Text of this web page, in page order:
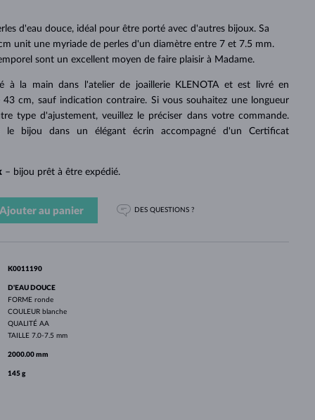
DE SES
RÊVES
DÉCOUVRIR
L'AMOUR
BEAUTÉ
PURE
DÉCOUVRIR
TOURMALINES
MOLDAVITES
OR BLANC
PLUS
BELLES
DÉCOUVRIR
MINÉRAUX
PENDENTIFS EN PERLES
OR ROSE
PENDENTIFS
DÉCOUVRIR
INTEMPORELS
DÉCOUVRIR
DES
PERLES
MOLDAVITES
MINÉRAUX
OR BLANC
AUTHENTIQUES
DÉCOUVRIR
BEAUTÉ
DÉCOUVRIR
EXCEPTIONNELLES
DÉCOUVRIR
d'eau douce, idéal pour être porté avec d'autres bijoux. Sa
unit une myriade de perles d'un diamètre entre 7 et 7.5 mm.
sont un excellent moyen de faire plaisir à Madame.
à la main dans l'atelier de joaillerie KLENOTA et est livré en
43 cm, sauf indication contraire. Si vous souhaitez une longueur
type d'ajustement, veuillez le préciser dans votre commande.
le bijou dans un élégant écrin accompagné d'un Certificat
– bijou prêt à être expédié.
Ajouter au panier DES QUESTIONS ?
K0011190
D'EAU DOUCE
FORME ronde
COULEUR blanche
QUALITÉ AA
TAILLE 7.0-7.5 mm
2000.00 mm
145 g